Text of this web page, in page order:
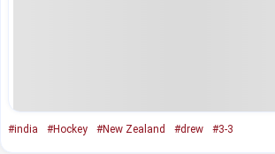
#india #Hockey #New Zealand #drew #3-3